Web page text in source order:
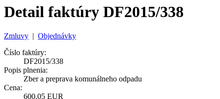
Detail faktúry DF2015/338
Zmluvy | Objednávky
Číslo faktúry:
DF2015/338
Popis plnenia:
Zber a preprava komunálneho odpadu
Cena:
600,05 EUR